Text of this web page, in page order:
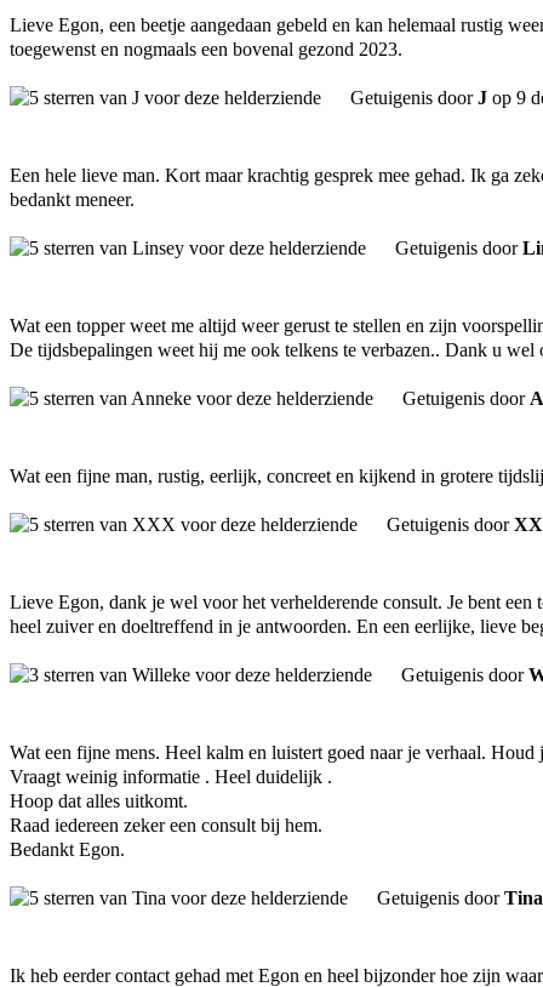
Lieve Egon, een beetje aangedaan gebeld en kan helemaal rustig
toegewenst en nogmaals een bovenal gezond 2023.
Getuigenis doorJ op 9
Een hele lieve man. Kort maar krachtig gesprek mee gehad. Ik ga
bedankt meneer.
Getuigenis door
Wat een topper weet me altijd weer gerust te stellen en zijn
De tijdsbepalingen weet hij me ook telkens te verbazen.. Dank u
Getuigenis door
Wat een fijne man, rustig, eerlijk, concreet en kijkend in grotere
Getuigenis door
Lieve Egon, dank je wel voor het verhelderende consult. Je bent
heel zuiver en doeltreffend in je antwoorden. En een eerlijke, lieve
Getuigenis door
Wat een fijne mens. Heel kalm en luistert goed naar je verhaal.
Vraagt weinig informatie . Heel duidelijk .
Hoop dat alles uitkomt.
Raad iedereen zeker een consult bij hem.
Bedankt Egon.
Getuigenis doorTina
Ik heb eerder contact gehad met Egon en heel bijzonder hoe zijn